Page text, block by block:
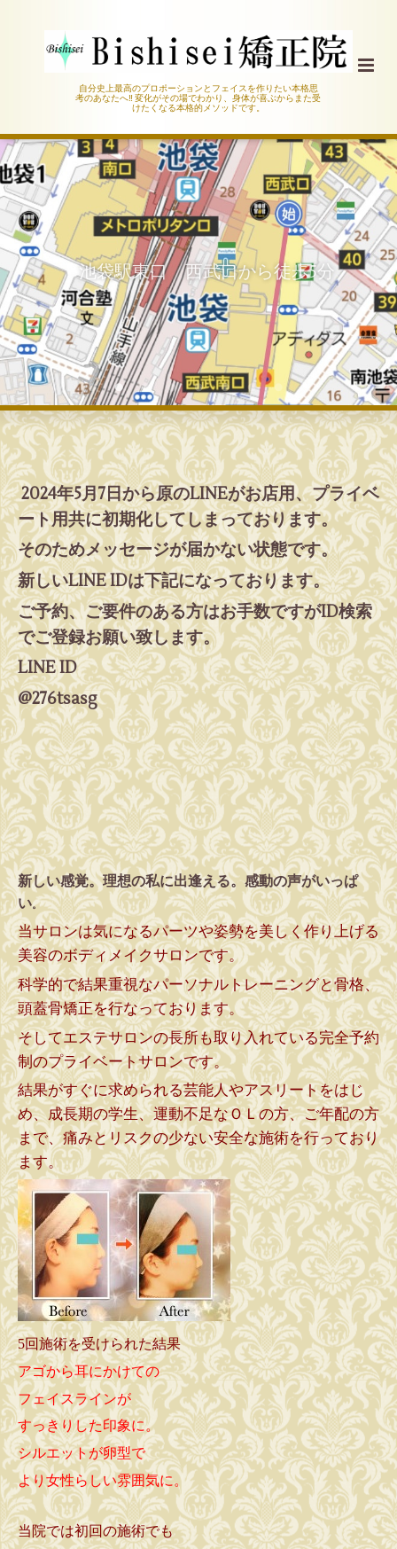
自分史上最高のプロポーションとフェイスを作りたい本格思
考のあなたへ‼︎ 変化がその場でわかり、身体が喜ぶからまた受
けたくなる本格的メソッドです。
池袋駅東口 西武口から徒歩5分
2024年5月7日から原のLINEがお店用、プライベ
ート用共に初期化してしまっております。
そのためメッセージが届かない状態です。
新しいLINE IDは下記になっております。
ご予約、ご要件のある方はお手数ですがID検索
でご登録お願い致します。
LINE ID
@276tsasg
新しい感覚。理想の私に出逢える。感動の声がいっぱ
い。
当サロンは気になるパーツや姿勢を美しく作り上げる
美容のボディメイクサロンです。
科学的で結果重視なパーソナルトレーニングと骨格、
頭蓋骨矯正を行なっております。
そしてエステサロンの長所も取り入れている完全予約
制のプライベートサロンです。
結果がすぐに求められる芸能人やアスリートをはじ
め、成長期の学生、運動不足なＯＬの方、ご年配の方
まで、痛みとリスクの少ない安全な施術を行っており
ます。
5回施術を受けられた結果
アゴから耳にかけての
フェイスラインが
すっきりした印象に。
シルエットが卵型で
より女性らしい雰囲気に。
当院では初回の施術でも